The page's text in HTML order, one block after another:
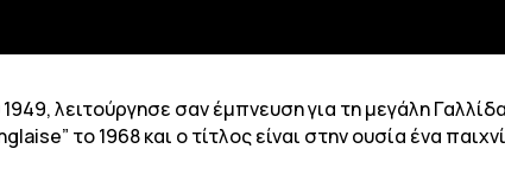
λειτούργησε σαν έμπνευση για τη μεγάλη
το 1968 και ο τίτλος είναι στην ουσία ένα